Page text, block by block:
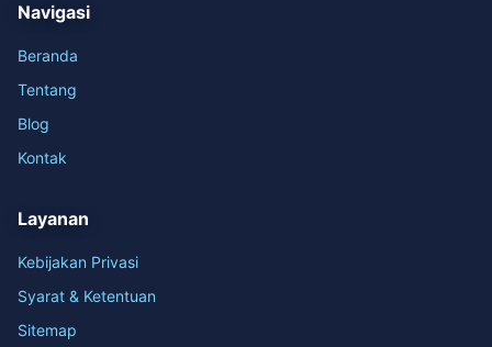
Navigasi
Beranda
Tentang
Blog
Kontak
Layanan
Kebijakan Privasi
Syarat & Ketentuan
Sitemap